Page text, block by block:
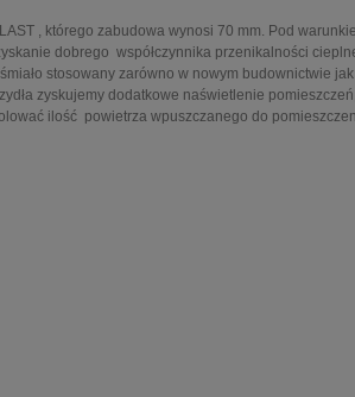
, którego zabudowa wynosi 70 mm. Pod
dobrego współczynnika przenikalności
stosowany zarówno w nowym budownictwie
zyskujemy dodatkowe naświetlenie
ilość powietrza wpuszczanego do